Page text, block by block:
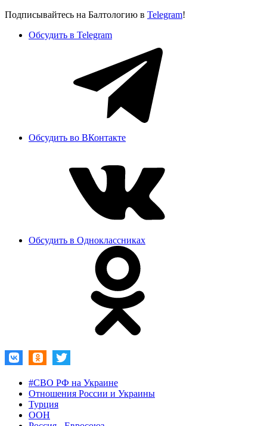
Подписывайтесь на Балтологию в Telegram!
Обсудить в Telegram
Обсудить во ВКонтакте
Обсудить в Одноклассниках
#СВО РФ на Украине
Отношения России и Украины
Турция
ООН